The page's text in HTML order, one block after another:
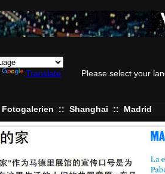
Translate Please select your
Fotogalerien :: Shanghai :: Madrid